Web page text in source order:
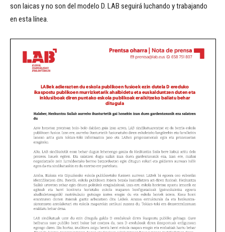
son laicas y no son del modelo D. LAB seguirá luchando y trabajando
en esta línea.